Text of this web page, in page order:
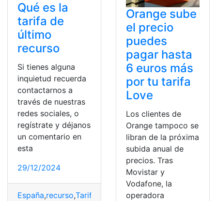
Qué es la
tarifa de
último
recurso
Si tienes alguna
inquietud recuerda
contactarnos a
través de nuestras
redes sociales, o
regístrate y déjanos
un comentario en
esta
29/12/2024
España,recurso,Tarifa
Orange sube
el precio
puedes
pagar hasta
6 euros más
por tu tarifa
Love
Los clientes de
Orange tampoco se
libran de la próxima
subida anual de
precios. Tras
Movistar y
Vodafone, la
operadora